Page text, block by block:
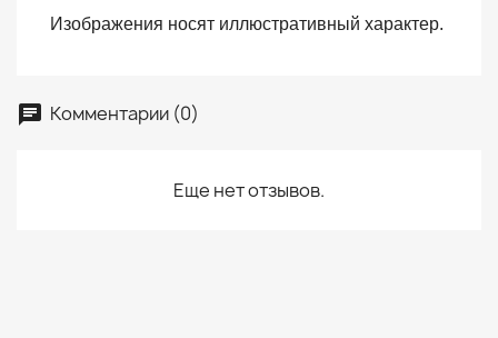
Изображения носят иллюстративный характер.
Комментарии (0)
Еще нет отзывов.